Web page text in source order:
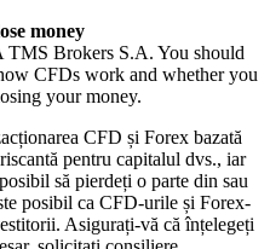
money
Brokers S.A. You should
CFDs work and whether you
your money.
CFD și Forex bazată
pentru capitalul dvs., iar
să pierdeți o parte din sau
posibil ca CFD-urile și Forex-
Asigurați-vă că înțelegeți